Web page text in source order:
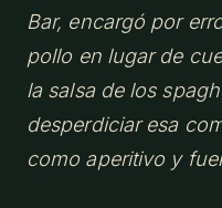
Bar, encargó por
pollo en lugar de
la salsa de los
desperdiciar esa
como aperitivo y